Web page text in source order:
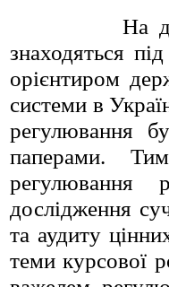
На
знаходяться
орієнтиром
системи в
регулювання
паперами.
регулювання
дослідження
та аудиту
теми курсової